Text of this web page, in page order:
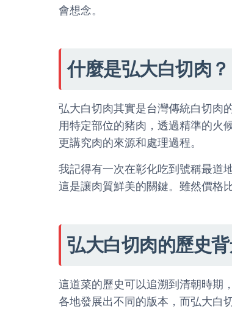
會想念。
什麼是弘大白切肉？
弘大白切肉其實是台灣傳統白切肉
用特定部位的豬肉，透過精準的火
更講究肉的來源和處理過程。
我記得有一次在彰化吃到號稱最道
這是讓肉質鮮美的關鍵。雖然價格
弘大白切肉的歷史
這道菜的歷史可以追溯到清朝時期
各地發展出不同的版本，而弘大白